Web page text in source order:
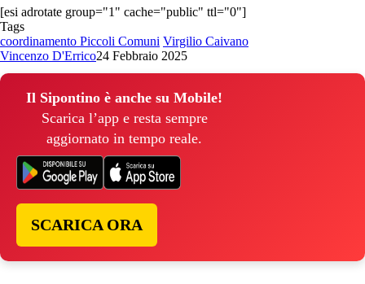
[esi adrotate group="1" cache="public" ttl="0"]
Tags
coordinamento Piccoli Comuni Virgilio Caivano
Vincenzo D'Errico24 Febbraio 2025
Il Sipontino è anche su Mobile!
Scarica l’app e resta sempre
aggiornato in tempo reale.
SCARICA ORA